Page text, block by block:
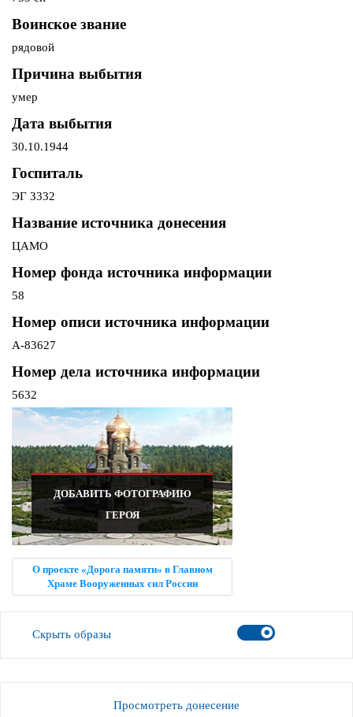
Воинское звание
рядовой
Причина выбытия
умер
Дата выбытия
30.10.1944
Госпиталь
ЭГ 3332
Название источника донесения
ЦАМО
Номер фонда источника информации
58
Номер описи источника информации
А-83627
Номер дела источника информации
5632
ДОБАВИТЬ ФОТОГРАФИЮ
ГЕРОЯ
О проекте «Дорога памяти» в Главном
Храме Вооруженных сил России
Скрыть образы
Просмотреть донесение